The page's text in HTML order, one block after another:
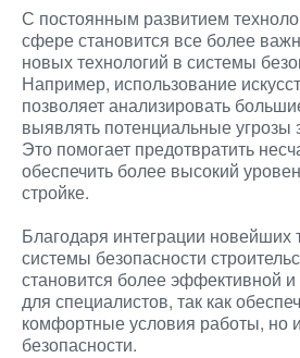
С постоянным развитием
сфере становится все более
новых технологий в системы
Например, использование
позволяет анализировать
выявлять потенциальные угрозы
Это помогает предотвратить
обеспечить более высокий
стройке.
Благодаря интеграции новейших
системы безопасности
становится более эффективной и
для специалистов, так как
комфортные условия работы, но
безопасности.